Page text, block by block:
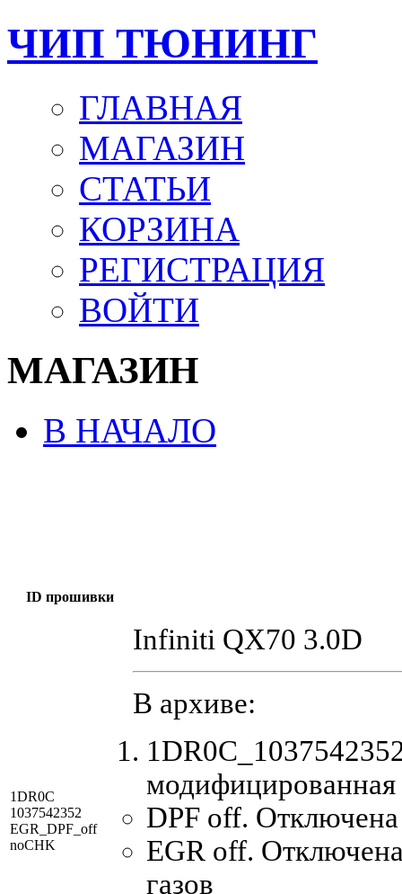
ЧИП ТЮНИНГ
ГЛАВНАЯ
МАГАЗИН
СТАТЬИ
КОРЗИНА
РЕГИСТРАЦИЯ
ВОЙТИ
МАГАЗИН
В НАЧАЛО
ID прошивки
1DR0C
1037542352
EGR_DPF_off
noCHK
Infiniti QX70 3.0D
В архиве:
DPF off. Отключена
EGR off.
газов